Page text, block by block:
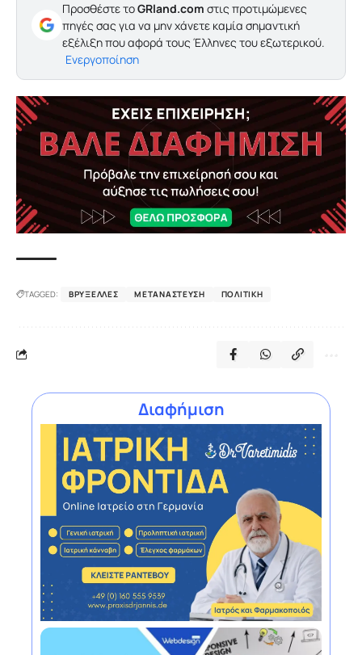
Προσθέστε τοGRland.com στις προτιμώμενες
πηγές σας για να μην χάνετε καμία σημαντική
εξέλιξη που αφορά τους Έλληνες του εξωτερικού.
Ενεργοποίηση
TAGGED: ΒΡΥΞΈΛΛΕΣ ΜΕΤΑΝΆΣΤΕΥΣΗ ΠΟΛΙΤΙΚΉ
Διαφήμιση